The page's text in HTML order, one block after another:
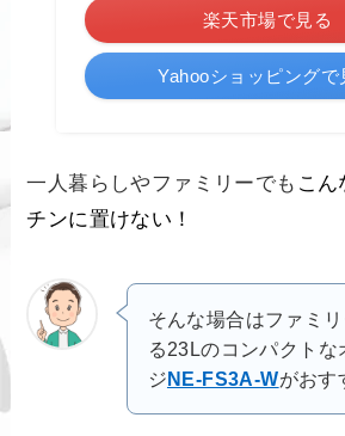
楽天市場で見る
Yahooショッピングで
一人暮らしやファミリーでも こん
チンに置けない！
そんな場合はファミリ
る23Lのコンパクトな
ジNE-FS3A-Wがおす